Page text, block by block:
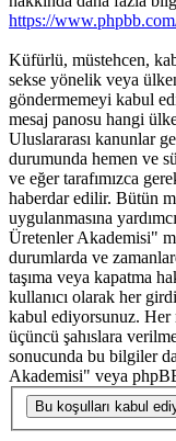
https://
Küfürlü, müstehcen,
sekse yönelik veya
göndermemeyi kabul
mesaj panosu hangi
Uluslararası kanunlar
durumunda hemen ve
ve eğer tarafımızca
haberdar edilir. Bütün
uygulanmasına
Üretenler Akademisi"
durumlarda ve
taşıma veya kapatma
kullanıcı olarak her
kabul ediyorsunuz. Her
üçüncü şahıslara
sonucunda bu bilgiler
Akademisi" veya